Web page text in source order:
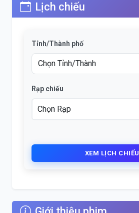
Lịch chiếu
Tỉnh/Thành phố
Rạp chiếu
XEM LỊCH CHIẾU